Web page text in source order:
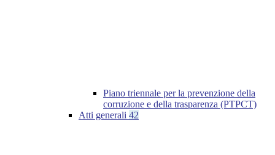
Piano triennale per la prevenzione della
corruzione e della trasparenza (PTPCT)
Atti generali 42